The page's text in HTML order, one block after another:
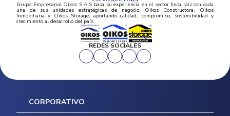
Grupo Empresarial Oikos S.A.S basa su experiencia en el sector finca raíz con cada
una de sus unidades estratégicas de negocio: Oikos Constructora, Oikos
Inmobiliaria y Oikos Storage; aportando calidad, compromiso, sostenibilidad y
crecimiento al desarrollo del país.
REDES SOCIALES
CORPORATIVO